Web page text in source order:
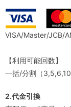
VISA/Master/JCB/
【利用可能回数】
一括/分割（
2.代金引換